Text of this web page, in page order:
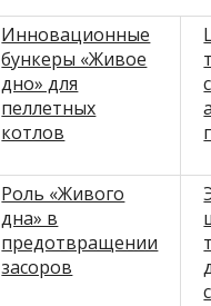
Инновационные
бункеры «Живое
дно» для
пеллетных
котлов
Роль «Живого
дна» в
предотвращении
засоров